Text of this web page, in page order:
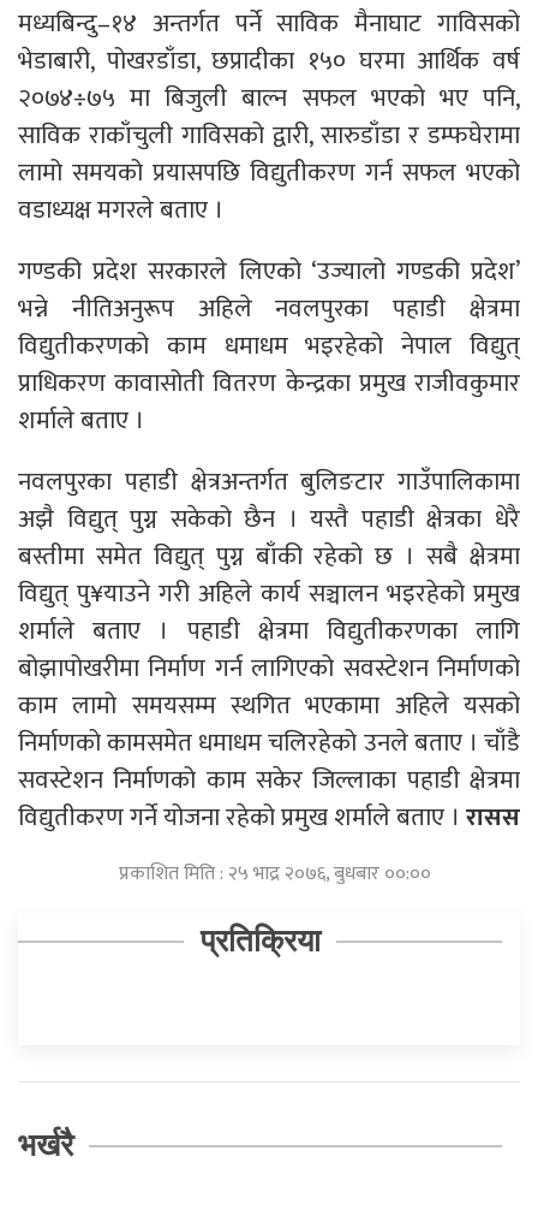
मध्यबिन्दु–१४ अन्तर्गत पर्ने साविक मैनाघाट गाविसको
भेडाबारी, पोखरडाँडा, छप्रादीका १५० घरमा आर्थिक वर्ष
२०७४÷७५ मा बिजुली बाल्न सफल भएको भए पनि,
साविक राकाँचुली गाविसको द्वारी, सारुडाँडा र डम्फघेरामा
लामो समयको प्रयासपछि विद्युतीकरण गर्न सफल भएको
वडाध्यक्ष मगरले बताए ।
गण्डकी प्रदेश सरकारले लिएको ‘उज्यालो गण्डकी प्रदेश’
भन्ने नीतिअनुरूप अहिले नवलपुरका पहाडी क्षेत्रमा
विद्युतीकरणको काम धमाधम भइरहेको नेपाल विद्युत्
प्राधिकरण कावासोती वितरण केन्द्रका प्रमुख राजीवकुमार
शर्माले बताए ।
नवलपुरका पहाडी क्षेत्रअन्तर्गत बुलिङटार गाउँपालिकामा
अझै विद्युत् पुग्न सकेको छैन । यस्तै पहाडी क्षेत्रका धेरै
बस्तीमा समेत विद्युत् पुग्न बाँकी रहेको छ । सबै क्षेत्रमा
विद्युत् पु¥याउने गरी अहिले कार्य सञ्चालन भइरहेको प्रमुख
शर्माले बताए । पहाडी क्षेत्रमा विद्युतीकरणका लागि
बोझापोखरीमा निर्माण गर्न लागिएको सवस्टेशन निर्माणको
काम लामो समयसम्म स्थगित भएकामा अहिले यसको
निर्माणको कामसमेत धमाधम चलिरहेको उनले बताए । चाँडै
सवस्टेशन निर्माणको काम सकेर जिल्लाका पहाडी क्षेत्रमा
विद्युतीकरण गर्ने योजना रहेको प्रमुख शर्माले बताए । रासस
प्रकाशित मिति : २५ भाद्र २०७६, बुधबार ००:००
प्रतिक्रिया
भर्खरै